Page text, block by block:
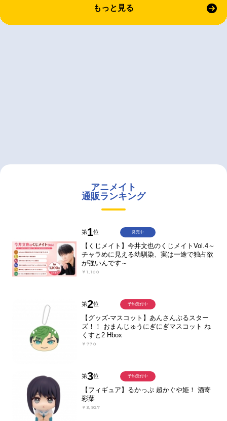
もっと見る
アニメイト
通販ランキング
第1位
【くじメイト】今井文也のくじメイトVol.4～
チャラめに見える幼馴染、実は一途で独占欲
が強いんです～
￥1,100
発売中
第2位
【グッズ-マスコット】あんさんぶるスター
ズ！！ おまんじゅうにぎにぎマスコット ね
くすと2 Hbox
￥770
予約受付中
第3位
【フィギュア】るかっぷ 超かぐや姫！ 酒寄
彩葉
￥3,927
予約受付中